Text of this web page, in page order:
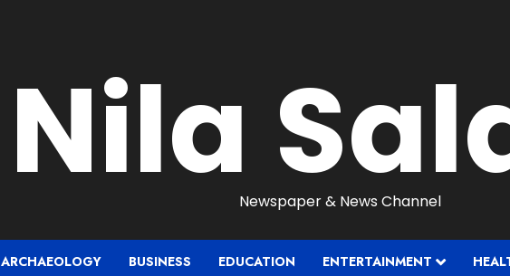
NilaNewspaper & News Channel
ARCHAEOLOGY BUSINESS EDUCATION ENTERTAINMENT